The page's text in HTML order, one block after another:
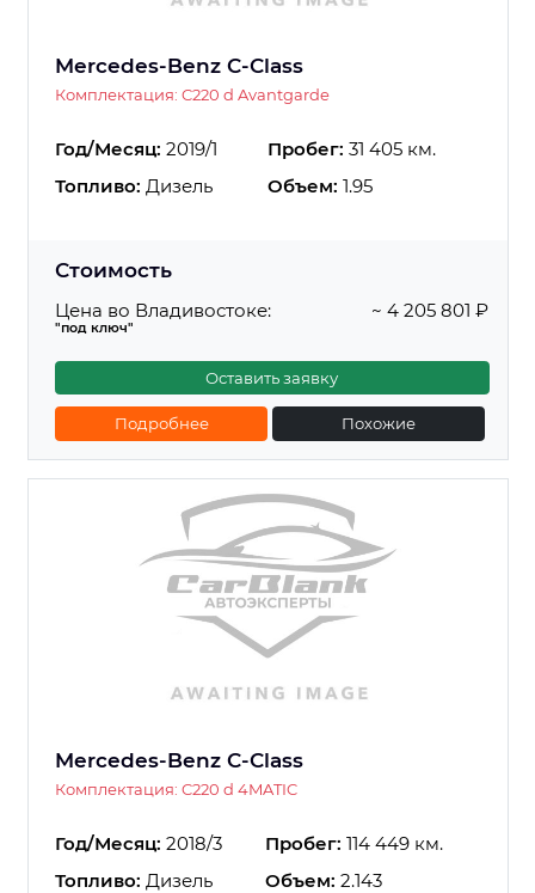
Mercedes-Benz C-Class
Комплектация: C220 d Avantgarde
Год/Месяц: 2019/1 Пробег: 31 405 км.
Топливо: Дизель Объем: 1.95
Стоимость
Цена во Владивостоке:
"под ключ"
~ 4 205 801 ₽
Оставить заявку
Подробнее Похожие
Mercedes-Benz C-Class
Комплектация: C220 d 4MATIC
Год/Месяц: 2018/3 Пробег: 114 449 км.
Топливо: Дизель Объем: 2.143